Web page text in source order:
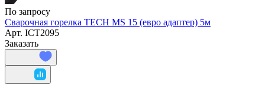
По запросу
Сварочная горелка TECH MS 15 (евро адаптер) 5м
Арт. ICT2095
Заказать